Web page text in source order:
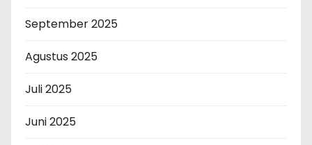
September 2025
Agustus 2025
Juli 2025
Juni 2025